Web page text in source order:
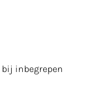
bij inbegrepen